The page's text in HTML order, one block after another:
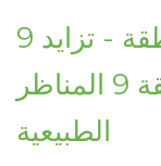
9 أشجار الحمضيات المنطقة - تزايد
الحمضيات في المنطقة 9 المناظر
الطبيعية